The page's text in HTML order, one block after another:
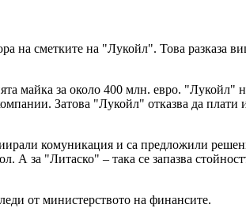
на сметките на "Лукойл". Това
майка за около 400 млн. евро. "Лукойл"
Затова "Лукойл" отказва да
комуникация и са предложили
за "Литаско" – така се запазва
от министерството на финансите.